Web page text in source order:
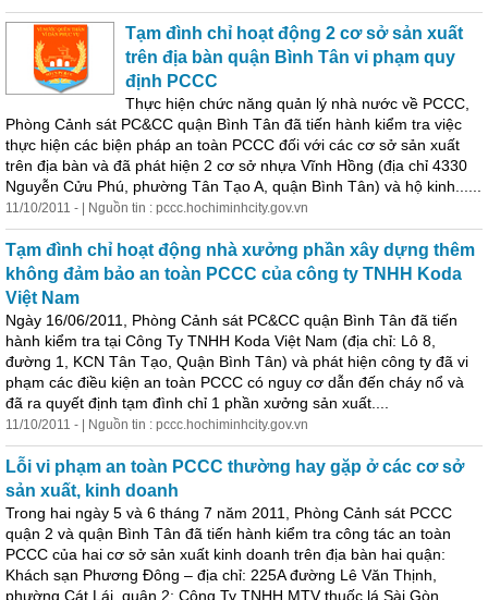
Tạm đình chỉ hoạt động 2 cơ sở sản xuất
trên địa bàn quận Bình Tân vi phạm quy
định PCCC
Thực hiện chức năng quản lý nhà nước về PCCC,
Phòng Cảnh sát PC&CC quận Bình Tân đã tiến hành kiểm tra việc
thực hiện các biện pháp an toàn PCCC đối với các cơ sở sản xuất
trên địa bàn và đã phát hiện 2 cơ sở nhựa Vĩnh Hồng (địa chỉ 4330
Nguyễn Cửu Phú, phường Tân Tạo A, quận Bình Tân) và hộ kinh
11/10/2011 - | Nguồn tin : pccc.hochiminhcity.gov.vn
Tạm đình chỉ hoạt động nhà xưởng phần xây dựng thêm
không đảm bảo an toàn PCCC của công ty TNHH Koda
Việt Nam
Ngày 16/06/2011, Phòng Cảnh sát PC&CC quận Bình Tân đã tiến
hành kiểm tra tại Công Ty TNHH Koda Việt Nam (địa chỉ: Lô 8,
đường 1, KCN Tân Tạo, Quận Bình Tân) và phát hiện công ty đã vi
phạm các điều kiện an toàn PCCC có nguy cơ dẫn đến cháy nổ và
đã ra quyết định tạm đình chỉ 1 phần xưởng sản xuất....
11/10/2011 - | Nguồn tin : pccc.hochiminhcity.gov.vn
Lỗi vi phạm an toàn PCCC thường hay gặp ở các cơ sở
sản xuất, kinh doanh
Trong hai ngày 5 và 6 tháng 7 năm 2011, Phòng Cảnh sát PCCC
quận 2 và quận Bình Tân đã tiến hành kiểm tra công tác an toàn
PCCC của hai cơ sở sản xuất kinh doanh trên địa bàn hai quận:
Khách sạn Phương Đông – địa chỉ: 225A đường Lê Văn Thịnh,
phường Cát Lái, quận 2; Công Ty TNHH MTV thuốc lá Sài Gòn......